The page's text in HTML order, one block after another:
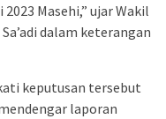
2023 Masehi,” ujarWakil
Sa’adi dalam keterangan
keputusan tersebut
laporan